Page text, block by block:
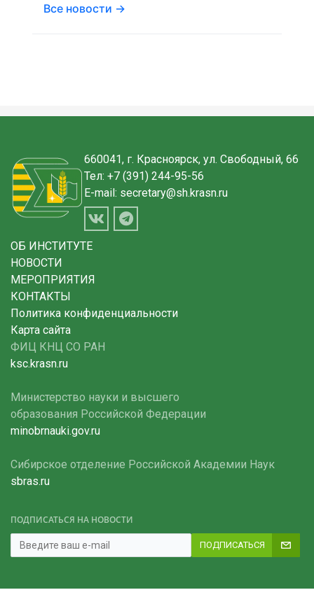
Все новости →
660041, г. Красноярск, ул. Свободный, 66
Тел: +7 (391) 244-95-56
E-mail: secretary@sh.krasn.ru
ОБ ИНСТИТУТЕ
НОВОСТИ
МЕРОПРИЯТИЯ
КОНТАКТЫ
Политика конфиденциальности
Карта сайта
ФИЦ КНЦ СО РАН
ksc.krasn.ru
Министерство науки и высшего
образования Российской Федерации
minobrnauki.gov.ru
Сибирское отделение Российской Академии Наук
sbras.ru
ПОДПИСАТЬСЯ НА НОВОСТИ
ПОДПИСАТЬСЯ